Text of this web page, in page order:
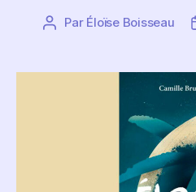
Auteur
Par Éloïse Boisseau